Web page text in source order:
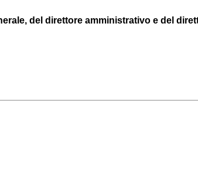
del direttore amministrativo e del